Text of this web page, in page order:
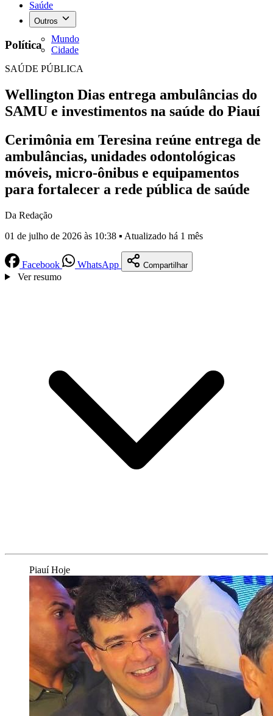
Saúde
Outros
Mundo
Cidade
Política
SAÚDE PÚBLICA
Wellington Dias entrega ambulâncias do
SAMU e investimentos na saúde do Piauí
Cerimônia em Teresina reúne entrega de
ambulâncias, unidades odontológicas
móveis, micro-ônibus e equipamentos
para fortalecer a rede pública de saúde
Da Redação
01 de julho de 2026 às 10:38 ▪ Atualizado há 1 mês
Facebook WhatsApp Compartilhar
Ver resumo
Piauí Hoje